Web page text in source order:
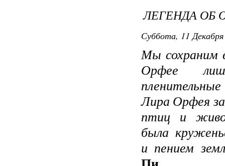
ЛЕГЕНДА ОБ
Суббота, 11
Мы сохраним
Орфее
Лира Орфея
птиц и
была
и пением